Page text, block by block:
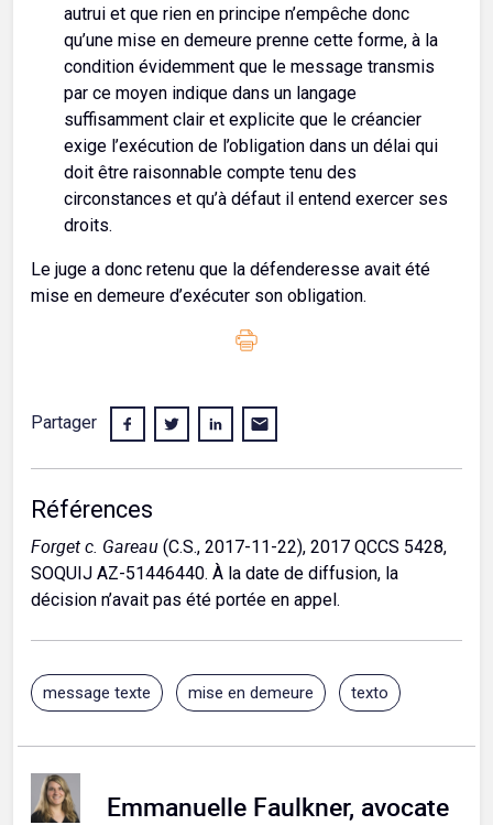
autrui et que rien en principe n’empêche donc
qu’une mise en demeure prenne cette forme, à la
condition évidemment que le message transmis
par ce moyen indique dans un langage
suffisamment clair et explicite que le créancier
exige l’exécution de l’obligation dans un délai qui
doit être raisonnable compte tenu des
circonstances et qu’à défaut il entend exercer ses
droits.
Le juge a donc retenu que la défenderesse avait été
mise en demeure d’exécuter son obligation.
Partager
Références
Forget c. Gareau (C.S., 2017-11-22), 2017 QCCS 5428,
SOQUIJ AZ-51446440. À la date de diffusion, la
décision n’avait pas été portée en appel.
message texte mise en demeure texto
Emmanuelle Faulkner, avocate